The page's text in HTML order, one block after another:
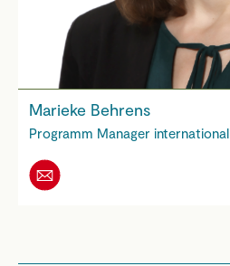
Marieke Behrens
Programm Manager international